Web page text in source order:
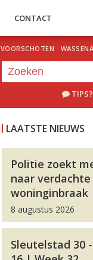
CONTACT
VOORSCHOTEN ·
LAATSTE NIEUWS
Politie zoekt
naar verdachte
woninginbraak
8 augustus 2026
Sleutelstad 30